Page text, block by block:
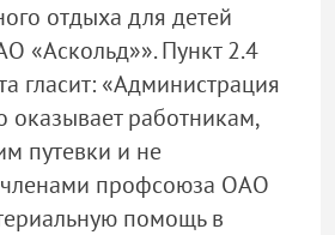
отдыха для детей
«Аскольд»». Пункт 2.4
гласит: «Администрация
оказывает работникам,
путевки и не
профсоюза ОАО
помощь в